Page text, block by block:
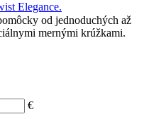
Elegance.
od jednoduchých až
mernými krúžkami.
€